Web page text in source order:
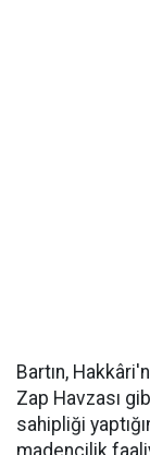
Bartın,
Zap Havzası
sahipliği